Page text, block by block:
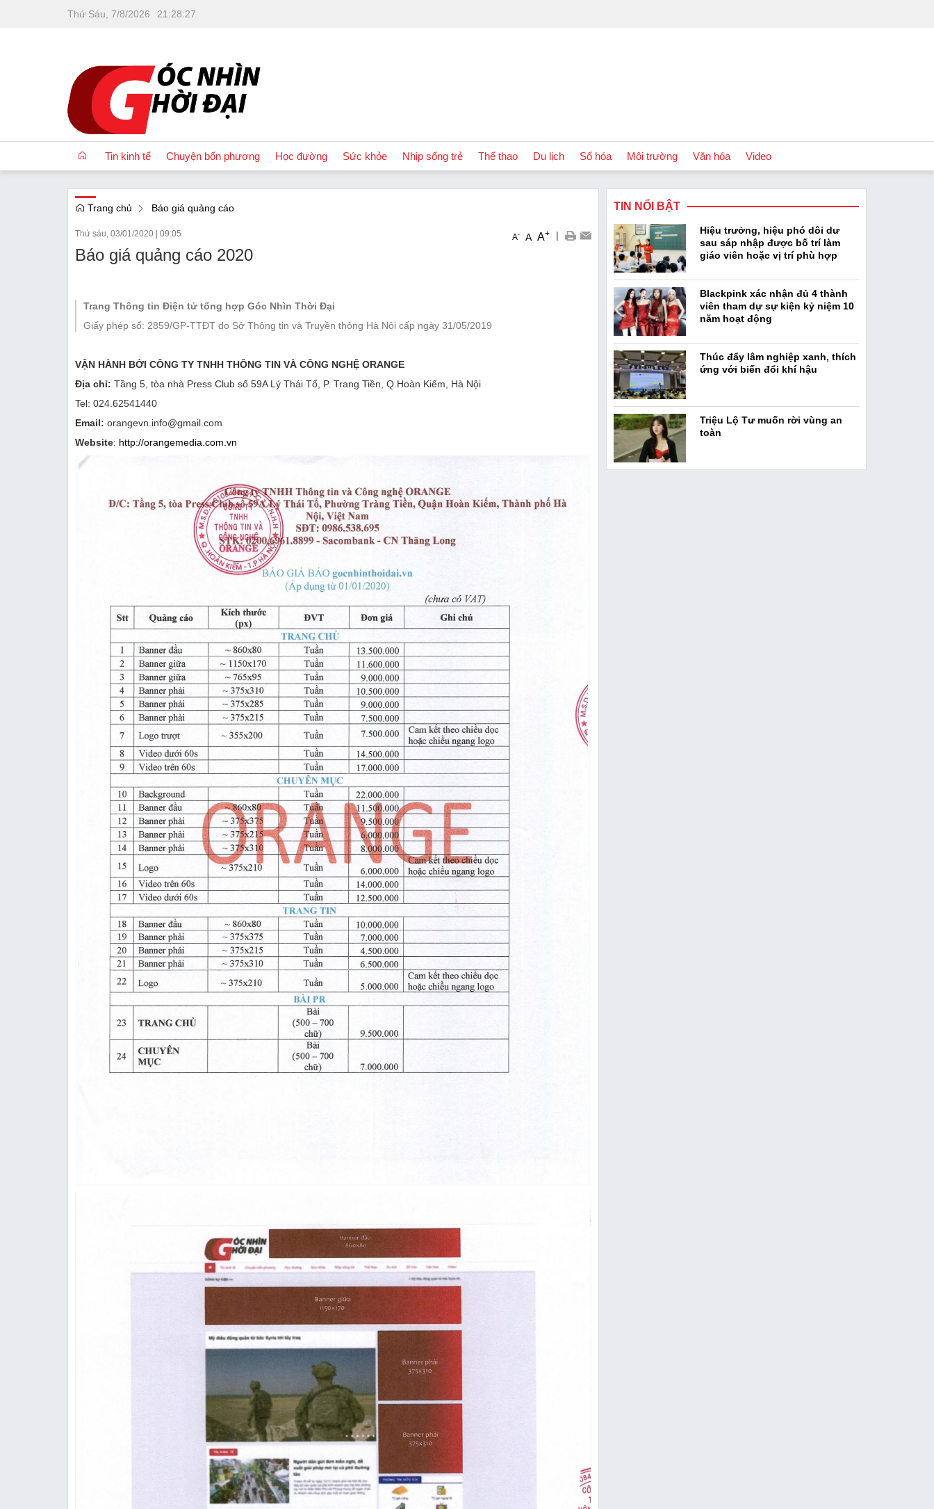
Thứ Sáu, 7/8/2026 21 :28:29
Tin kinh tế
OCOP
Quốc tế
Tài chính
Thị trường
Chuyện bốn phương Học đường Sức khỏe Nhịp sống trẻ Thể thao Du lịch Số hóa Môi trường Văn hóa
Podcast
Video
Trang chủ Báo giá quảng cáo
Thứ sáu, 03/01/2020 | 09:05 A- A A+ |
Báo giá quảng cáo 2020
Trang Thông tin Điện tử tổng hợp Góc Nhìn Thời Đại
Giấy phép số: 2859/GP-TTĐT do Sở Thông tin và Truyền thông Hà Nội cấp ngày 31/05/2019
VẬN HÀNH BỞI CÔNG TY TNHH THÔNG TIN VÀ CÔNG NGHỆ ORANGE
Địa chỉ: Tầng 5, tòa nhà Press Club số 59A Lý Thái Tổ, P. Trang Tiền, Q.Hoàn Kiếm, Hà Nội
Tel: 024.62541440
Email: orangevn.info@gmail.com
Website: http://orangemedia.com.vn
TIN NỔI BẬT
Hiệu trưởng, hiệu phó dôi dư
sau sáp nhập được bố trí làm
giáo viên hoặc vị trí phù hợp
Blackpink xác nhận đủ 4 thành
viên tham dự sự kiện kỷ niệm 10
năm hoạt động
Thúc đẩy lâm nghiệp xanh, thích
ứng với biến đổi khí hậu
Triệu Lộ Tư muốn rời vùng an
toàn